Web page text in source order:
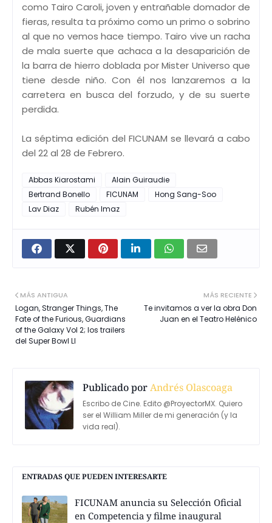
como Tairo Caroli, joven y entrañable domador de
fieras, resulta ta próximo como un primo o sobrino
al que no vemos hace tiempo. Tairo vive un racha
de mala suerte que achaca a la desaparición de
la barra de hierro doblada por Mister Universo que
tiene desde niño. Con él nos lanzaremos a la
carretera en busca del forzudo, y de su suerte
perdida.
La séptima edición del FICUNAM se llevará a cabo
del 22 al 28 de Febrero.
Abbas Kiarostami
Alain Guiraudie
Bertrand Bonello
FICUNAM
Hong Sang-Soo
Lav Diaz
Rubén Imaz
MÁS RECIENTE
Te invitamos a ver la obra Don
Juan en el Teatro Helénico
MÁS ANTIGUA
Logan, Stranger Things, The
Fate of the Furious, Guardians
of the Galaxy Vol 2; los trailers
del Super Bowl LI
Publicado porAndrés Olascoaga
Escribo de Cine. Edito @ProyectorMX. Quiero
ser el William Miller de mi generación (y la
vida real).
ENTRADAS QUE PUEDEN INTERESARTE
FICUNAM anuncia su Selección Oficial
en Competencia y filme inaugural